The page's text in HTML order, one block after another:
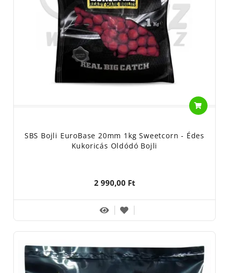
SBS Bojli EuroBase 20mm 1kg Sweetcorn - Édes
Kukoricás Oldódó Bojli
2 990,00 Ft